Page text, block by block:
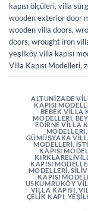
kapısı ölçüleri,villa
wooden exterior door
wooden villa doors,
doors,wrought iron
yeşilköy villa kapısı
Villa Kapısı Modelleri,
ALTUNIZADE
KAPISI
BEBEK VILLA
MODELLERI
EDIRNE VILLA
MODELLERI
GÜMÜŞYAKA
MODELLERI
KAPISI
KAPISI
MODELLERI
KAPISI
USKUMRUKÖY
VILLA KAPISI
ÇELIK KAPI